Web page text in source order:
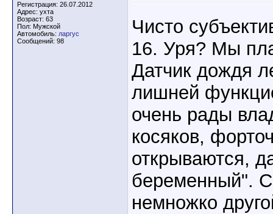
Регистрация: 26.07.2012
Адрес: ухта
Возраст: 63
Пол: Мужской
Автомобиль: ларгус
Сообщений: 98
Чисто
16. Уря? Мы
Датчик дождя
лишней
очень рады
косяков,
открываются,
беременный".
немножко